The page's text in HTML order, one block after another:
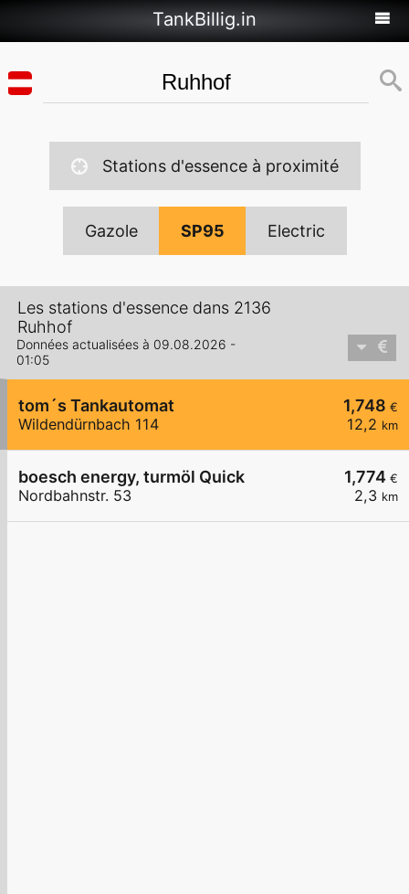
TankBillig.in
Stations d'essence à proximité
Gazole SP95 Electric
Les stations d'essence dans 2136
Ruhhof
Données actualisées à 09.08.2026 -
01:05
1,748 €
12,2 km
tom´s Tankautomat
Wildendürnbach 114
1,774 €
2,3 km
boesch energy, turmöl Quick
Nordbahnstr. 53